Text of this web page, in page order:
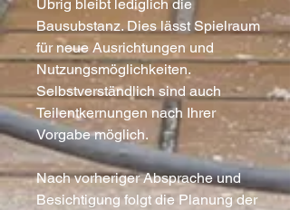
Übrig bleibt lediglich die
Bausubstanz. Dies lässt Spielraum
für neue Ausrichtungen und
Nutzungsmöglichkeiten.
Selbstverständlich sind auch
Teilentkernungen nach Ihrer
Vorgabe möglich.
Nach vorheriger Absprache und
Besichtigung folgt die Planung der